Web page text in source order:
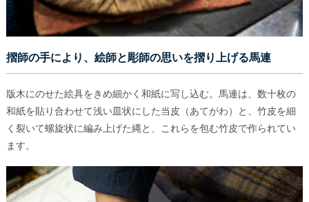
摺師の手により、絵師と彫師の思いを摺り上げる馬連
版木にのせた絵具をきめ細かく和紙に写し込む。馬連は、数十枚の
和紙を貼り合わせて浅い皿状にした当皮（あてがわ）と、竹皮を細
く裂いて螺旋状に編み上げた縄と、これらを包む竹皮で作られてい
ます。